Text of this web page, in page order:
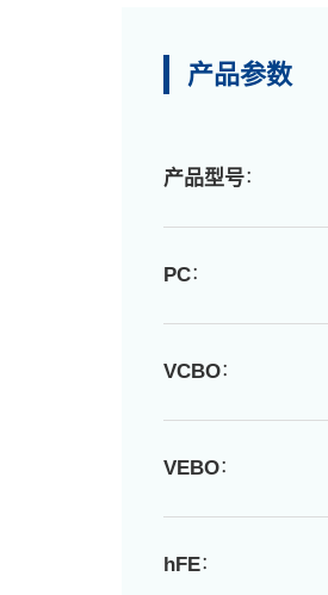
产品参数
产品型号：
PC：
VCBO：
VEBO：
hFE：